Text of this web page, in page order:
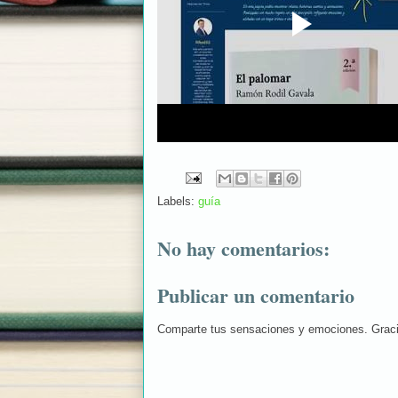
Labels: guía
No hay comentarios:
Publicar un comentario
Comparte tus sensaciones y emociones.